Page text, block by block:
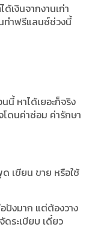
เงินจากงานเก่า
ทำฟรีแลนซ์ช่วงนี้
นี้ หาได้เยอะก็จริง
โดนค่าซ่อม ค่ารักษา
เขียน ขาย หรือใช้
ปังมาก แต่ต้องวาง
ดระเบียบ เดี๋ยว